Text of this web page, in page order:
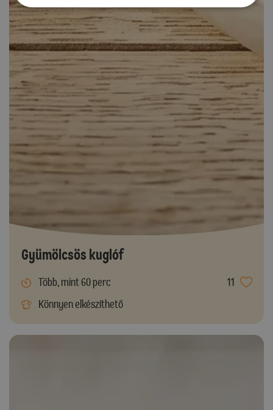
Gyümölcsös kuglóf
Több, mint 60 perc
11
Könnyen elkészíthető